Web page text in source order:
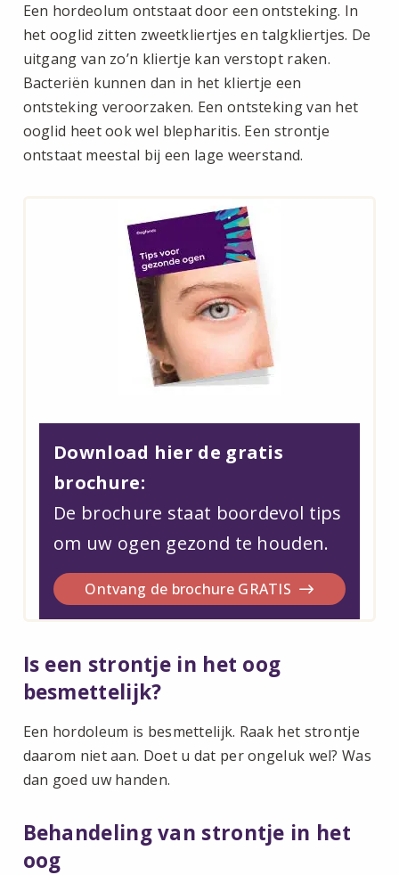
Een hordeolum ontstaat door een ontsteking. In
het ooglid zitten zweetkliertjes en talgkliertjes. De
uitgang van zo’n kliertje kan verstopt raken.
Bacteriën kunnen dan in het kliertje een
ontsteking veroorzaken. Een ontsteking van het
ooglid heet ook wel blepharitis. Een strontje
ontstaat meestal bij een lage weerstand.
Download hier de gratis
brochure:
De brochure staat boordevol tips
om uw ogen gezond te houden.
Ontvang de brochure GRATIS
Is een strontje in het oog
besmettelijk?
Een hordoleum is besmettelijk. Raak het strontje
daarom niet aan. Doet u dat per ongeluk wel? Was
dan goed uw handen.
Behandeling van strontje in het
oog